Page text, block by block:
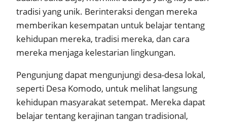
tradisi yang unik. Berinteraksi dengan mereka
memberikan kesempatan untuk belajar tentang
kehidupan mereka, tradisi mereka, dan cara
mereka menjaga kelestarian lingkungan.
Pengunjung dapat mengunjungi desa-desa lokal,
seperti Desa Komodo, untuk melihat langsung
kehidupan masyarakat setempat. Mereka dapat
belajar tentang kerajinan tangan tradisional,